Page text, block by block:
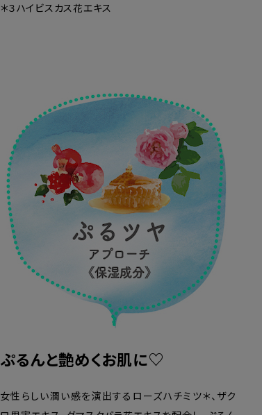
＊３ハイビスカス花エキス
ぷるんと艶めくお肌に♡
女性らしい潤い感を演出するローズハチミツ＊、ザク